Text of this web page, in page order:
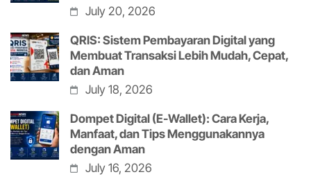
July 20, 2026
QRIS: Sistem Pembayaran Digital yang
Membuat Transaksi Lebih Mudah, Cepat,
dan Aman
July 18, 2026
Dompet Digital (E-Wallet): Cara Kerja,
Manfaat, dan Tips Menggunakannya
dengan Aman
July 16, 2026